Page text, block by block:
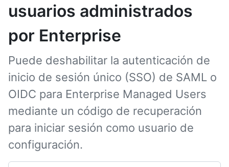
usuarios administrados
por Enterprise
Puede deshabilitar la autenticación de
inicio de sesión único (SSO) de SAML o
OIDC para Enterprise Managed Users
mediante un código de recuperación
para iniciar sesión como usuario de
configuración.